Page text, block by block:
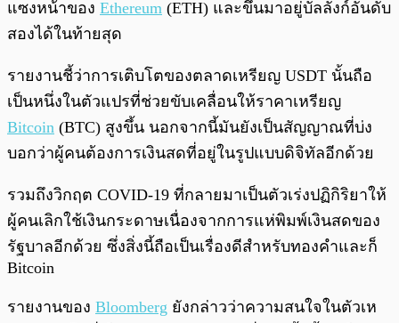
แซงหน้าของ Ethereum (ETH) และขึ้นมาอยู่บัลลังก์อันดับ
สองได้ในท้ายสุด
รายงานชี้ว่าการเติบโตของตลาดเหรียญ USDT นั้นถือ
เป็นหนึ่งในตัวแปรที่ช่วยขับเคลื่อนให้ราคาเหรียญ
Bitcoin (BTC) สูงขึ้น นอกจากนี้มันยังเป็นสัญญาณที่บ่ง
บอกว่าผู้คนต้องการเงินสดที่อยู่ในรูปแบบดิจิทัลอีกด้วย
รวมถึงวิกฤต COVID-19 ที่กลายมาเป็นตัวเร่งปฏิกิริยาให้
ผู้คนเลิกใช้เงินกระดาษเนื่องจากการแห่พิมพ์เงินสดของ
รัฐบาลอีกด้วย ซึ่งสิ่งนี้ถือเป็นเรื่องดีสำหรับทองคำและก็
Bitcoin
รายงานของ Bloomberg ยังกล่าวว่าความสนใจในตัวเห